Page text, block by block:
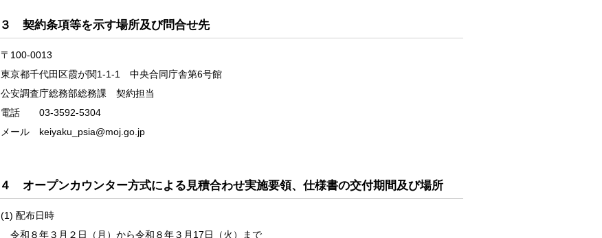
３ 契約条項等を示す場所及び問合せ先
〒100-0013
東京都千代田区霞が関1-1-1 中央合同庁舎第6号館
公安調査庁総務部総務課 契約担当
電話 03-3592-5304
メール keiyaku_psia@moj.go.jp
４ オープンカウンター方式による見積合わせ実施要領、仕様書の交付期間及び場所
(1) 配布日時
令和８年３月２日（月）から令和８年３月17日（火）まで